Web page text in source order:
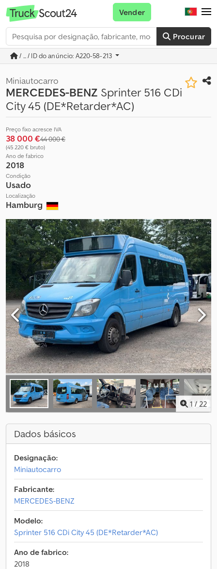
Procurar
Vender
/ ... / ID do anúncio: A220-58-213
Miniautocarro
MERCEDES-BENZ Sprinter 516 CDi
City 45 (DE*Retarder*AC)
Preço fixo acresce IVA
38 000 €44 000 €
(45 220 € bruto)
Ano de fabrico
2018
Condição
Usado
Localização
Hamburg
1 / 22
Dados básicos
Designação:
Miniautocarro
Fabricante:
MERCEDES-BENZ
Modelo:
Sprinter 516 CDi City 45 (DE*Retarder*AC)
Ano de fabrico:
2018